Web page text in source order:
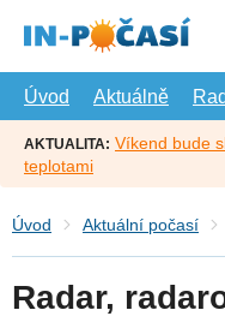
hlavní
Úvod
Aktuálně
AKTUALITA: Víkend bude
teplotami
Úvod Aktuální počasí
Radar,